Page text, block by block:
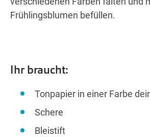
Frühlingsblumen befüllen.
Ihr braucht:
Tonpapier in einer Farbe
Schere
Bleistift